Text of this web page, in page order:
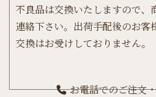
不良品は交換いたしますので、
連絡下さい。出荷手配後のお客
交換はお受けしておりません。
お電話でのご注文